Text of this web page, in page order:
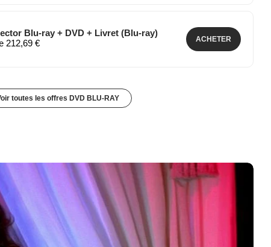
Blu-ray + DVD + Livret (Blu-ray)
212,69 €
ACHETER
toutes les offres DVD BLU-RAY